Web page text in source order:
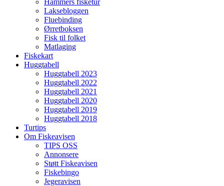
Laksebloggen
Fluebinding
Ørretboksen
Fisk til folket
Matlaging
Fiskekart
Huggtabell
Huggtabell 2023
Huggtabell 2022
Huggtabell 2021
Huggtabell 2020
Huggtabell 2019
Huggtabell 2018
Turtips
Om Fiskeavisen
TIPS OSS
Annonsere
Støtt Fiskeavisen
Fiskebingo
Jegeravisen